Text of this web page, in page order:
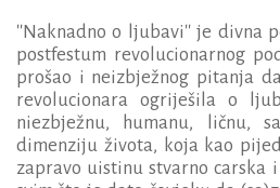
''Naknadno o ljubavi'' je divna
postfestum revolucionarnog
prošao i neizbježnog pitanja
revolucionara ogriješila o
niezbježnu, humanu, ličnu,
dimenziju života, koja kao
zapravo uistinu stvarno carska